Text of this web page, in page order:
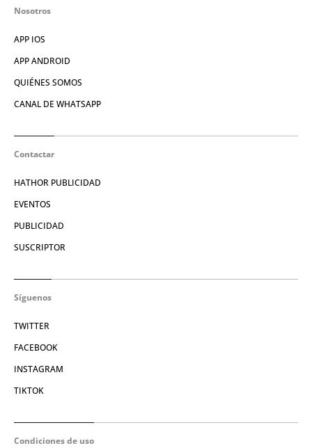
Nosotros
APP IOS
APP ANDROID
QUIÉNES SOMOS
CANAL DE WHATSAPP
Contactar
HATHOR PUBLICIDAD
EVENTOS
PUBLICIDAD
SUSCRIPTOR
Síguenos
TWITTER
FACEBOOK
INSTAGRAM
TIKTOK
Condiciones de uso